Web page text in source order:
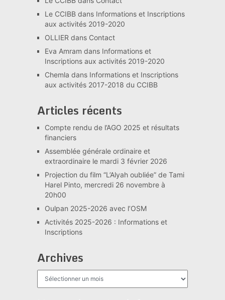
Le CCIBBdans Informations et Inscriptions
aux activités 2019-2020
OLLIER dans Contact
Eva Amram dans Informations et
Inscriptions aux activités 2019-2020
Chemla dans Informations et Inscriptions
aux activités 2017-2018 du CCIBB
Articles récents
Compte rendu de l’AGO 2025 et résultats
financiers
Assemblée générale ordinaire et
extraordinaire le mardi 3 février 2026
Projection du film “L’Alyah oubliée” de Tami
Harel Pinto, mercredi 26 novembre à
20h00
Oulpan 2025-2026 avec l’OSM
Activités 2025-2026 : Informations et
Inscriptions
Archives
Archives